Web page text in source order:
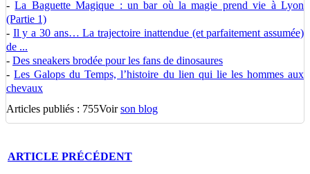
-La Baguette Magique : un bar où la magie prend vie à Lyon
(Partie 1)
- Il y a 30 ans… La trajectoire inattendue (et parfaitement assumée)
de ...
- Des sneakers brodée pour les fans de dinosaures
-Les Galops du Temps, l’histoire du lien qui lie les hommes aux
chevaux
Articles publiés : 755Voirson blog
ARTICLE PRÉCÉDENT